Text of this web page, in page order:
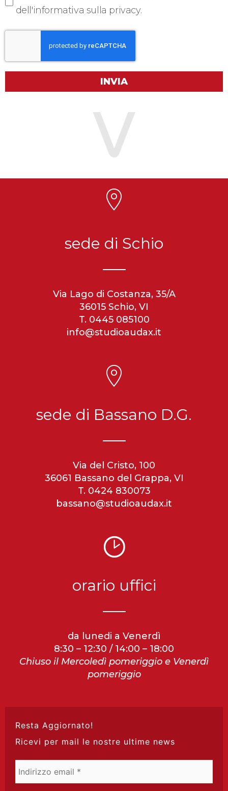
dell'informativa sulla privacy.
INVIA
sede di Schio
Via Lago di Costanza, 35/A
36015 Schio, VI
T. 0445 085100
info@studioaudax.it
sede di Bassano D.G.
Via del Cristo, 100
36061 Bassano del Grappa, VI
T. 0424 830073
bassano@studioaudax.it
orario uffici
da lunedi a Venerdì
8:30 – 12:30 / 14:00 – 18:00
Chiuso il Mercoledì pomeriggio e Venerdì
pomeriggio
Resta Aggiornato!
Ricevi per mail le nostre ultime news
email